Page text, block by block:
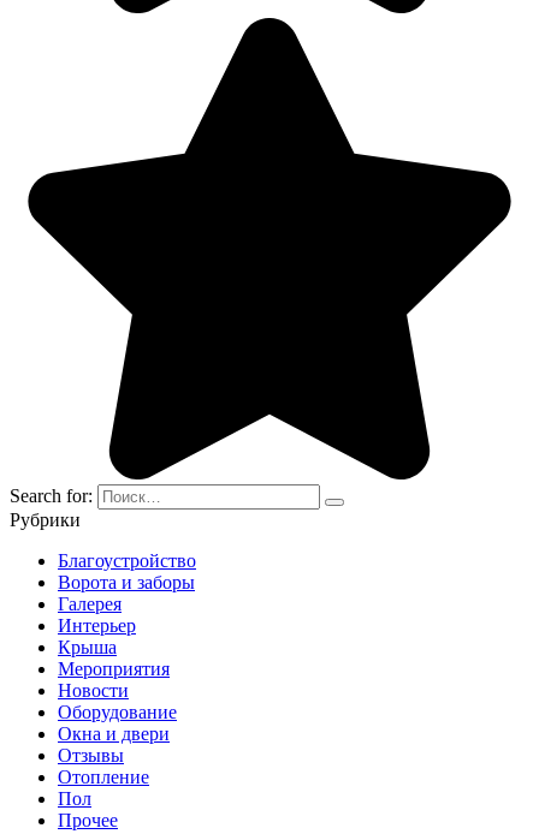
Search for:
Рубрики
Благоустройство
Ворота и заборы
Галерея
Интерьер
Крыша
Мероприятия
Новости
Оборудование
Окна и двери
Отзывы
Отопление
Пол
Прочее